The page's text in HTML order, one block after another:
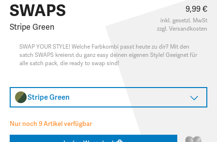
SWAPS
Stripe Green
9,99 €
inkl. gesetzl. MwSt
zzgl. Versandkosten
SWAP YOUR STYLE! Welche Farbkombi passt heute zu dir? Mit den
satch SWAPS kreierst du ganz easy deinen eigenen Style! Geeignet für
alle satch pack, die ready to swap sind!
Stripe Green
Nur noch 9 Artikel verfügbar